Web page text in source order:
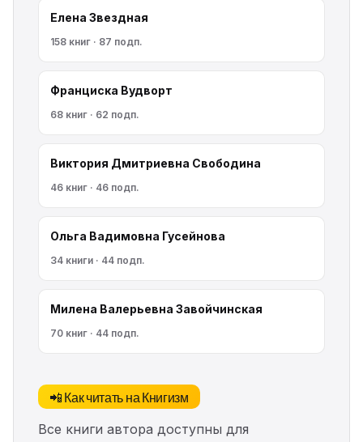
Елена Звездная
158 книг · 87 подп.
Франциска Вудворт
68 книг · 62 подп.
Виктория Дмитриевна Свободина
46 книг · 46 подп.
Ольга Вадимовна Гусейнова
34 книги · 44 подп.
Милена Валерьевна Завойчинская
70 книг · 44 подп.
📲 Как читать на Книгизм
Все книги автора доступны для